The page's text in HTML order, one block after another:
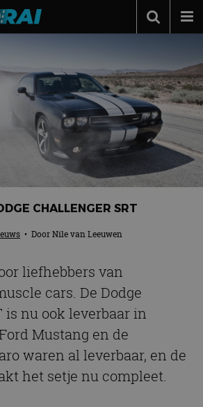
CHALLENGER SRT
• DoorNile van Leeuwen
liefhebbers van
cars. De Dodge
is nu ook leverbaar in
Mustang en de
waren al leverbaar, en de
het setje nu compleet.